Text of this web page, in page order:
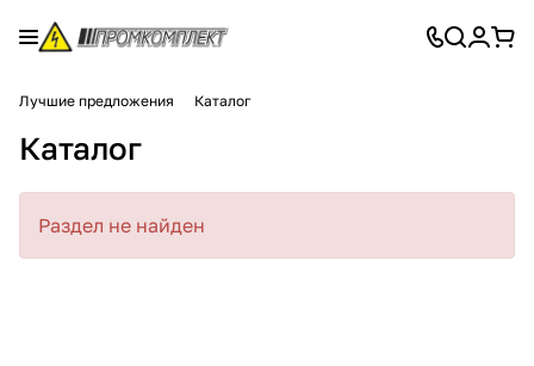
Лучшие предложения Каталог
Каталог
Раздел не найден